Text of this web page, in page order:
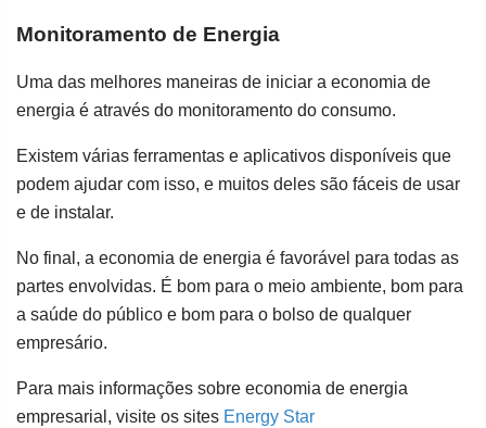
Monitoramento de Energia
Uma das melhores maneiras de iniciar a economia de
energia é através do monitoramento do consumo.
Existem várias ferramentas e aplicativos disponíveis que
podem ajudar com isso, e muitos deles são fáceis de usar
e de instalar.
No final, a economia de energia é favorável para todas as
partes envolvidas. É bom para o meio ambiente, bom para
a saúde do público e bom para o bolso de qualquer
empresário.
Para mais informações sobre economia de energia
empresarial, visite os sites Energy Star